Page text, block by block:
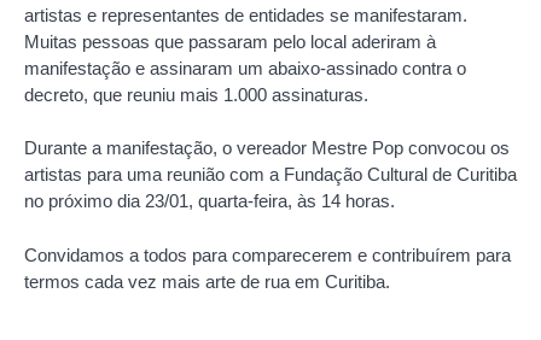
artistas e representantes de entidades se manifestaram.
Muitas pessoas que passaram pelo local aderiram à
manifestação e assinaram um abaixo-assinado contra o
decreto, que reuniu mais 1.000 assinaturas.
Durante a manifestação, o vereador Mestre Pop convocou os
artistas para uma reunião com a Fundação Cultural de Curitiba
no próximo dia 23/01, quarta-feira, às 14 horas.
Convidamos a todos para comparecerem e contribuírem para
termos cada vez mais arte de rua em Curitiba.